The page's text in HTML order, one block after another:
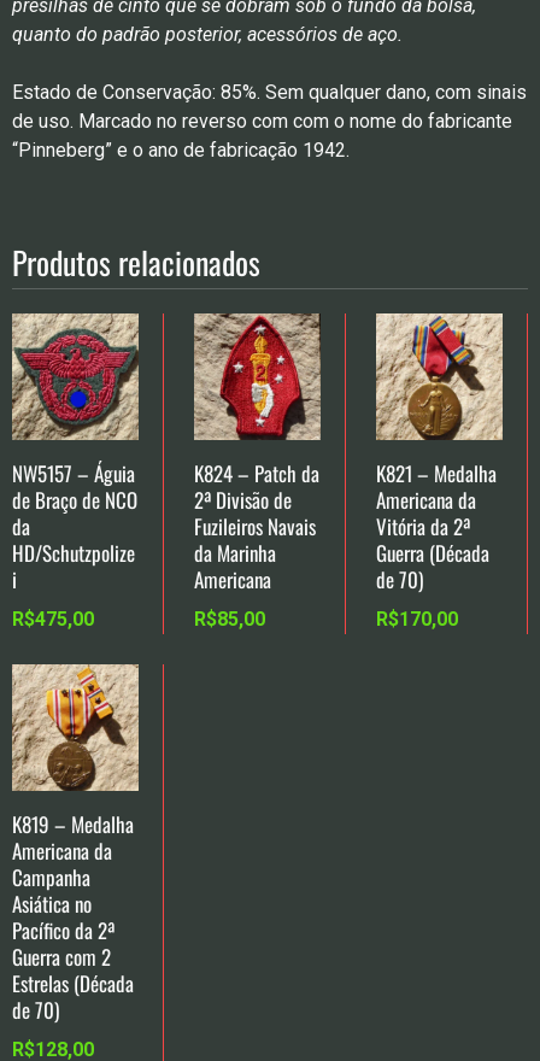
presilhas de cinto que se dobram sob o fundo da bolsa,
quanto do padrão posterior, acessórios de aço.
Estado de Conservação: 85%. Sem qualquer dano, com sinais
de uso. Marcado no reverso com com o nome do fabricante
“Pinneberg” e o ano de fabricação 1942.
Produtos relacionados
NW5157 – Águia
de Braço de NCO
da
HD/Schutzpolize
i
R$475,00
K824 – Patch da
2ª Divisão de
Fuzileiros Navais
da Marinha
Americana
R$85,00
K821 – Medalha
Americana da
Vitória da 2ª
Guerra (Década
de 70)
R$170,00
K819 – Medalha
Americana da
Campanha
Asiática no
Pacífico da 2ª
Guerra com 2
Estrelas (Década
de 70)
R$128,00